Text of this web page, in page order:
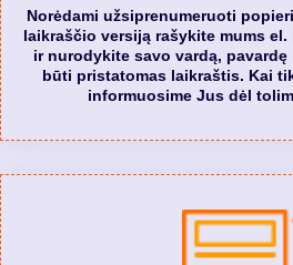
Norėdami užsiprenumeruoti
laikraščio versiją rašykite mums el.
ir nurodykite savo vardą,
būti pristatomas laikraštis. Kai
informuosime Jus dėl